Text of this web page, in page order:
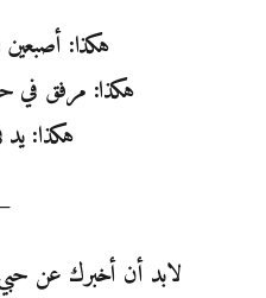
هكذا:
هكذا: مرفق في
هكذا:
لابد أن أخبرك عن